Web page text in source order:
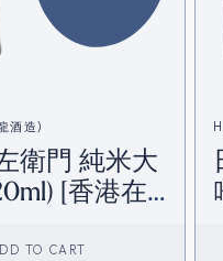
酒造)
衛門 純米大
[香港在
TO CART